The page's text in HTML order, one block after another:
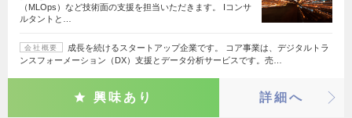
（MLOps）など技術面の支援を担当いただきます。 Iコンサ
ルタントと…
会社概要
成長を続けるスタートアップ企業です。 コア事業は、デジタルトラ
ンスフォーメーション（DX）支援とデータ分析サービスです。売…
興味あり 詳細へ